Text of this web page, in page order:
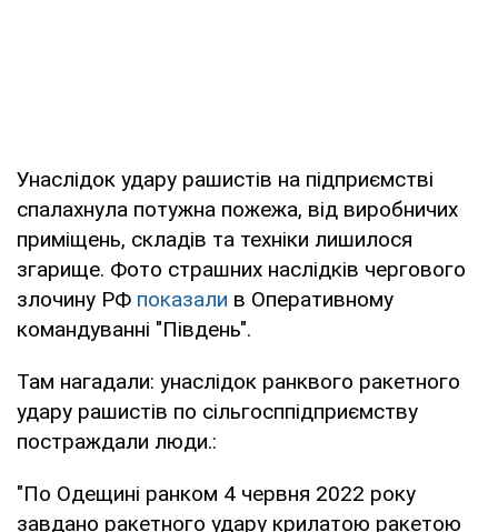
Унаслідок удару рашистів на підприємстві
спалахнула потужна пожежа, від виробничих
приміщень, складів та техніки лишилося
згарище. Фото страшних наслідків чергового
злочину РФ показали в Оперативному
командуванні "Південь".
Там нагадали: унаслідок ранквого ракетного
удару рашистів по сільгосппідприємству
постраждали люди.:
"По Одещині ранком 4 червня 2022 року
завдано ракетного удару крилатою ракетою